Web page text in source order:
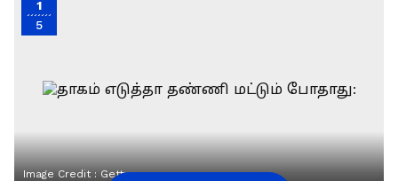
1
5
Image Credit : Getty